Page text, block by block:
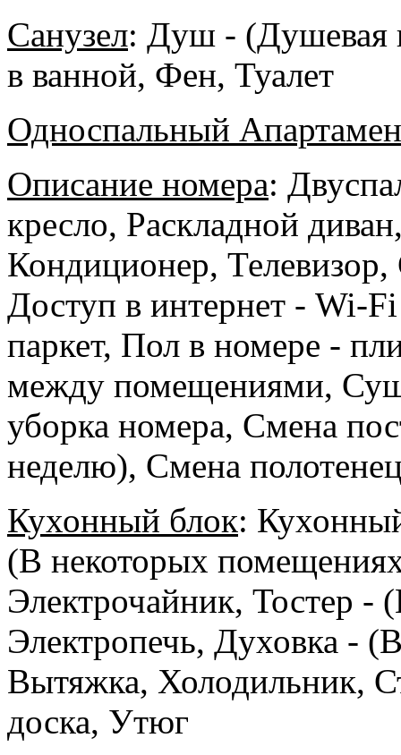
Санузел: Душ - (Душевая
в ванной, Фен, Туалет
Односпальный
Описание номера:
кресло, Раскладной
Кондиционер,
Доступ в интернет - Wi-
паркет, Пол в номере -
между помещениями,
уборка номера, Cмена
неделю), Смена
Кухонный блок:
(В некоторых
Электрочайник, Тостер
Электропечь, Духовка -
Вытяжка, Холодильник,
доска, Утюг